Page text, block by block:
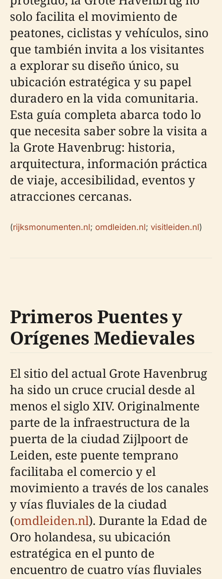
solo facilita el movimiento de
peatones, ciclistas y vehículos, sino
que también invita a los visitantes
a explorar su diseño único, su
ubicación estratégica y su papel
duradero en la vida comunitaria.
Esta guía completa abarca todo lo
que necesita saber sobre la visita a
la Grote Havenbrug: historia,
arquitectura, información práctica
de viaje, accesibilidad, eventos y
atracciones cercanas.
(rijksmonumenten.nl; omdleiden.nl; visitleiden.nl)
Primeros Puentes y
Orígenes Medievales
El sitio del actual Grote Havenbrug
ha sido un cruce crucial desde al
menos el siglo XIV. Originalmente
parte de la infraestructura de la
puerta de la ciudad Zijlpoort de
Leiden, este puente temprano
facilitaba el comercio y el
movimiento a través de los canales
y vías fluviales de la ciudad
(omdleiden.nl). Durante la Edad de
Oro holandesa, su ubicación
estratégica en el punto de
encuentro de cuatro vías fluviales